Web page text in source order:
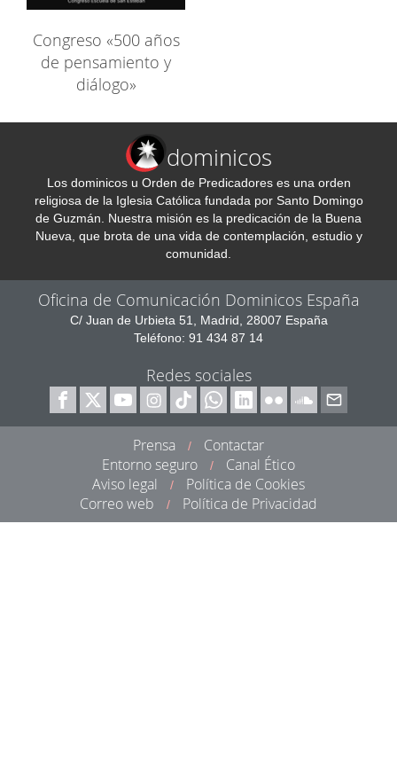
Congreso «500 años
de pensamiento y
diálogo»
dominicos
Los dominicos u Orden de Predicadores es una orden
religiosa de la Iglesia Católica fundada por Santo Domingo
de Guzmán. Nuestra misión es la predicación de la Buena
Nueva, que brota de una vida de contemplación, estudio y
comunidad.
Oficina de Comunicación Dominicos España
C/ Juan de Urbieta 51, Madrid, 28007 España
Teléfono: 91 434 87 14
Redes sociales
Prensa /
Contactar
Entorno seguro
/
Canal Ético
Aviso legal
/
Política de Cookies
Correo web
/ Política de Privacidad